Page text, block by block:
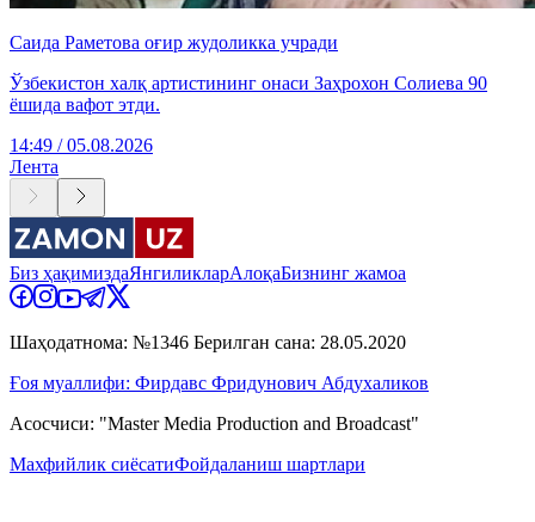
Саида Раметова оғир жудоликка учради
Ўзбекистон халқ артистининг онаси Заҳрохон Солиева 90
ёшида вафот этди.
14:49 / 05.08.2026
Лента
Биз ҳақимиздаЯнгиликларАлоқаБизнинг жамоа
Шаҳодатнома: №1346 Берилган сана: 28.05.2020
Ғоя муаллифи: Фирдавс Фридунович Абдухаликов
Асосчиси: "Master Media Production and Broadcast"
Махфийлик сиёсатиФойдаланиш шартлари